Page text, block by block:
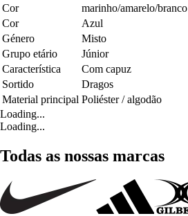
Cor
marinho/amarelo/branco
Cor
Azul
Género
Misto
Grupo etário
Júnior
Característica
Com capuz
Sortido
Dragos
Material principal Poliéster / algodão
Loading...
Loading...
Todas as nossas marcas